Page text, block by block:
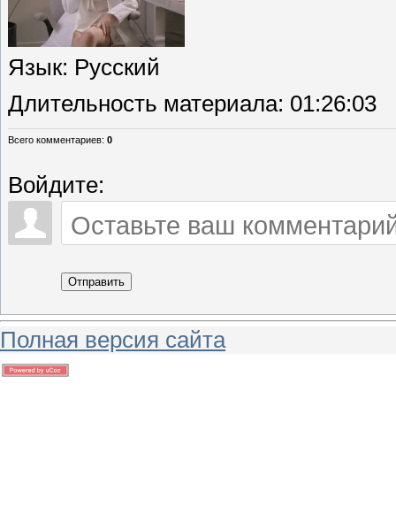
Язык: Русский
Длительность материала: 01:26:03
Всего комментариев: 0
Войдите:
Отправить
Полная версия сайта